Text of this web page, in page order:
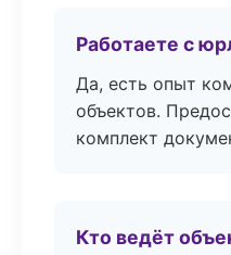
Работаете с
Да, есть опыт
объектов.
комплект
Кто ведёт